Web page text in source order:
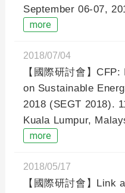
September 06-07,
more
2018/07/04
【國際研討會】
on Sustainable
2018 (SEGT 2018).
Kuala Lumpur,
more
2018/05/17
【國際研討會】Link